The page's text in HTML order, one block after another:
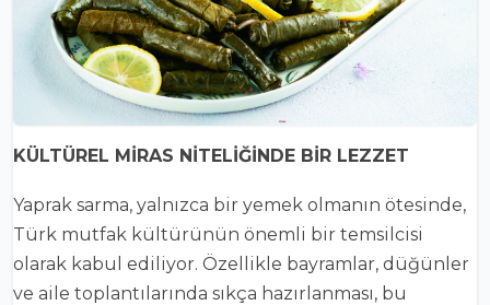
KÜLTÜREL MİRAS NİTELİĞİNDE BİR LEZZET
Yaprak sarma, yalnızca bir yemek olmanın ötesinde,
Türk mutfak kültürünün önemli bir temsilcisi
olarak kabul ediliyor. Özellikle bayramlar, düğünler
ve aile toplantılarında sıkça hazırlanması, bu